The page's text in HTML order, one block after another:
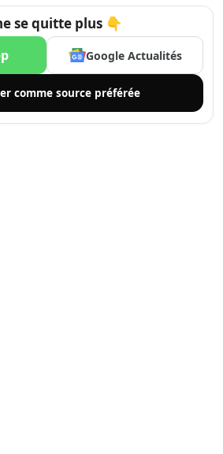
se quitte plus 👇
Google Actualités
comme source préférée